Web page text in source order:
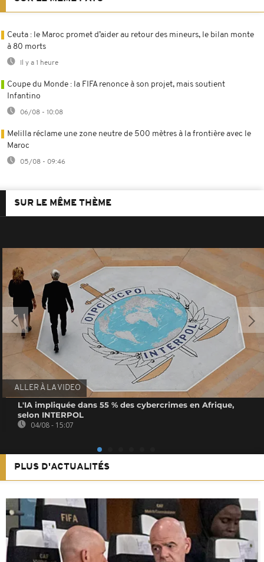
Ceuta : le Maroc promet d’aider au retour des mineurs, le bilan monte
à 80 morts
Il y a 1 heure
Coupe du Monde : la FIFA renonce à son projet, mais soutient
Infantino
06/08 - 10:08
Melilla réclame une zone neutre de 500 mètres à la frontière avec le
Maroc
05/08 - 09:46
SUR LE MÊME THÈME
ALLER À LA VIDEO
L'IA impliquée dans 55 % des cybercrimes en Afrique,
selon INTERPOL
04/08 - 15:07
PLUS D'ACTUALITÉS